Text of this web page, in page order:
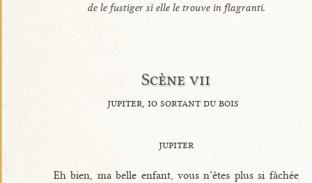
de le fustiger si elle le trouve in flagranti.
Scène vii
jupiter, io sortant du bois
jupiter
Eh bien, ma belle enfant, vous n’êtes plus si fâchée